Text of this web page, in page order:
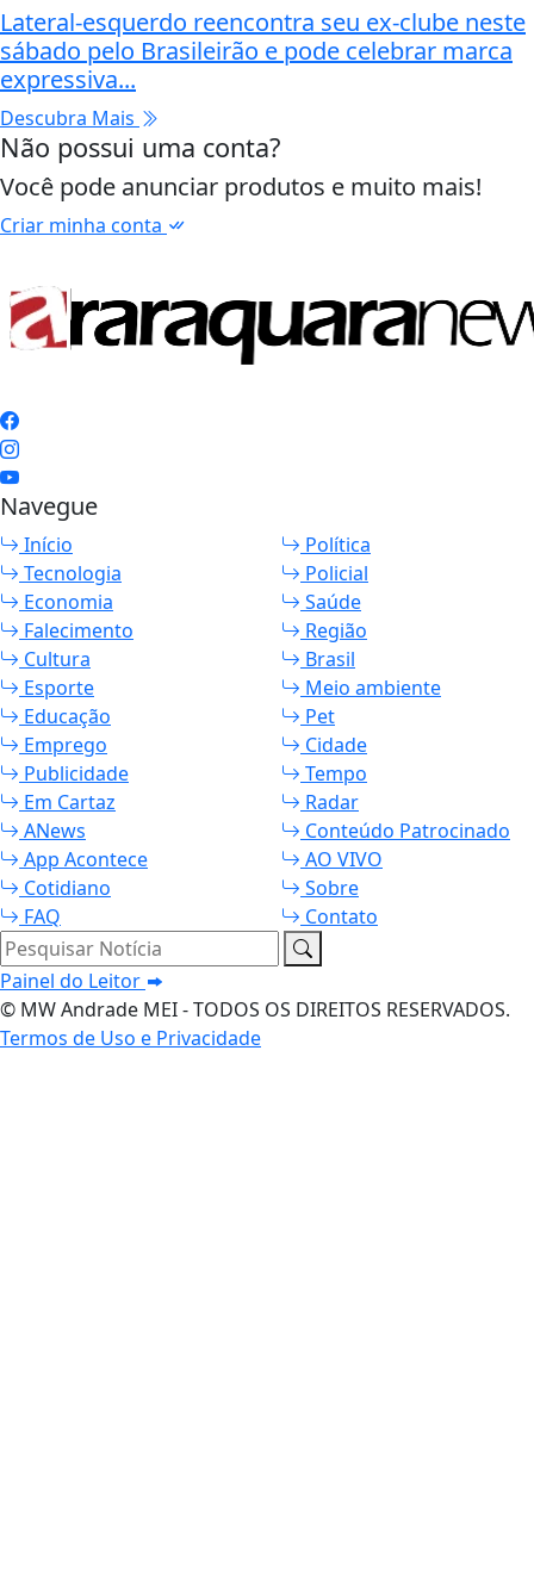
Lateral-esquerdo reencontra seu ex-clube neste
sábado pelo Brasileirão e pode celebrar marca
expressiva...
Descubra Mais
Não possui uma conta?
Você pode anunciar produtos e muito mais!
Criar minha conta
Navegue
Início
Política
Tecnologia
Policial
Economia
Saúde
Falecimento
Região
Cultura
Brasil
Esporte
Meio ambiente
Educação
Pet
Emprego
Cidade
Publicidade
Tempo
Em Cartaz
Radar
ANews
Conteúdo Patrocinado
App Acontece
AO VIVO
Cotidiano
Sobre
FAQ
Contato
Pesquisar Notícia
Painel do Leitor
© MW Andrade MEI - TODOS OS DIREITOS RESERVADOS.
Termos de Uso e Privacidade